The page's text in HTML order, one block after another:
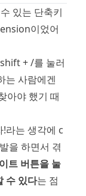
있는 단축키
이었어
+ /를 눌러
는 사람에겐
아야 했기 때
라는 생각에 c
을 하면서 겪
트 버튼을 눌
수 있다는 점